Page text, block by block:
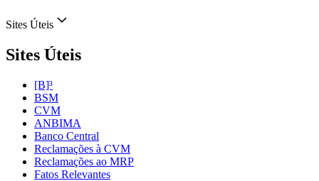
Sites Úteis
Sites Úteis
[B]³
BSM
CVM
ANBIMA
Banco Central
Reclamações à CVM
Reclamações ao MRP
Fatos Relevantes